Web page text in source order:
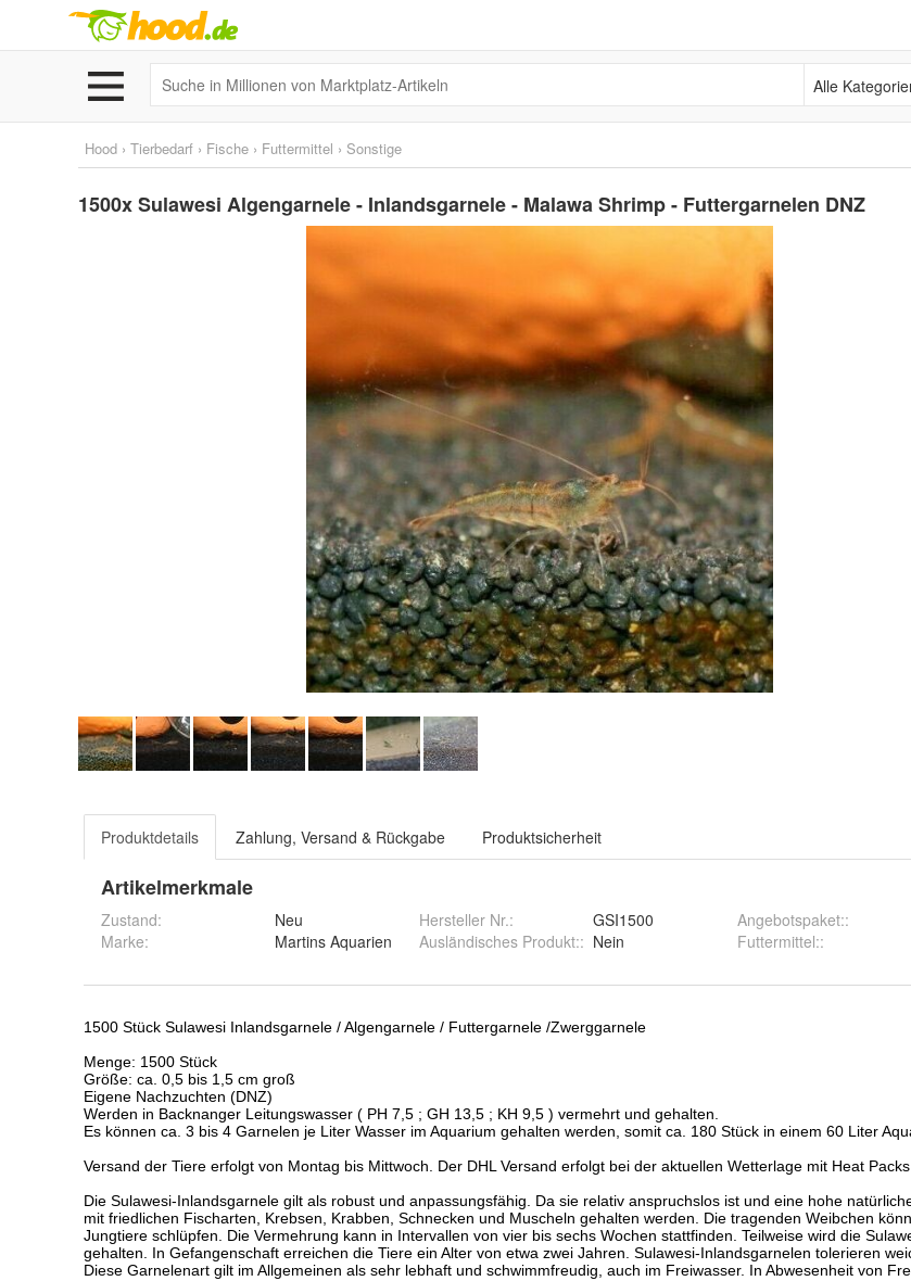
Alle Kategorien
Hood › Tierbedarf › Fische › Futtermittel › Sonstige
1500x Sulawesi Algengarnele - Inlandsgarnele - Malawa Shrimp - Futtergarnelen DNZ
Produktdetails Zahlung, Versand & Rückgabe Produktsicherheit
Artikelmerkmale
Zustand:
Neu
Marke:
Martins Aquarien
Hersteller Nr.:
GSI1500
Ausländisches Produkt:: Nein
Angebotspaket::
Futtermittel::